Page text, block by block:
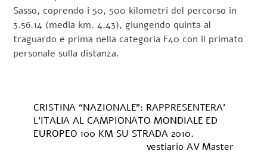
Sasso, coprendo i 50, 500 kilometri del percorso in
3.56.14 (media km. 4.43), giungendo quinta al
traguardo e prima nella categoria F40 con il primato
personale sulla distanza.
CRISTINA “NAZIONALE”: RAPPRESENTERA’
L’ITALIA AL CAMPIONATO MONDIALE ED
EUROPEO 100 KM SU STRADA 2010.
vestiario AV Master